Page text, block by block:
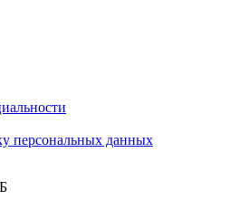
персональных данных